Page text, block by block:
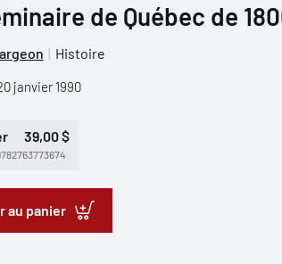
de Québec de
Histoire
janvier 1990
39,00 $
au panier